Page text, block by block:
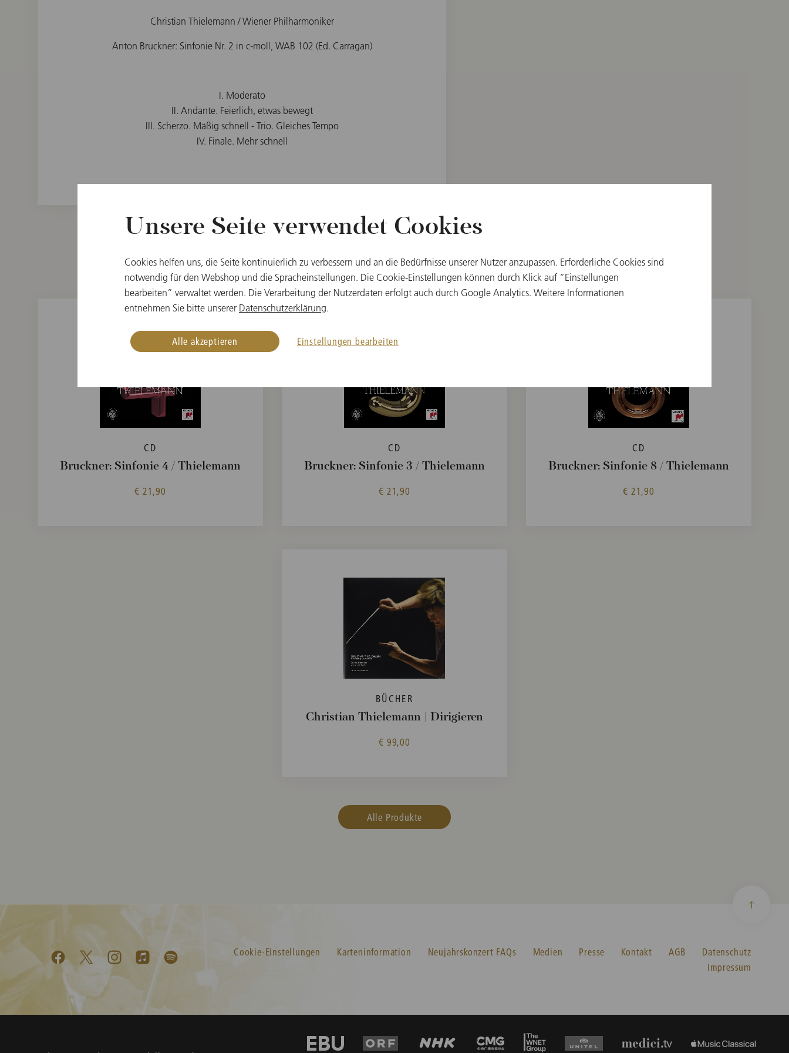
Christian Thielemann / Wiener Philharmoniker
Anton Bruckner: Sinfonie Nr. 2 in c-moll, WAB 102 (Ed. Carragan)
I. Moderato
II. Andante. Feierlich, etwas bewegt
III. Scherzo. Mäßig schnell - Trio. Gleiches Tempo
IV. Finale. Mehr schnell
CD
Bruckner: Sinfonie 4 / Thielemann
€ 21,90
CD
Bruckner: Sinfonie 3 / Thielemann
€ 21,90
CD
Bruckner: Sinfonie 8 / Thielemann
€ 21,90
BÜCHER
Christian Thielemann | Dirigieren
€ 99,00
Alle Produkte
Cookie-Einstellungen Karteninformation Neujahrskonzert FAQs Medien Presse Kontakt AGB
Datenschutz
Impressum
Unsere Seite verwendet Cookies
Cookies helfen uns, die Seite kontinuierlich zu verbessern und an die Bedürfnisse unserer Nutzer anzupassen. Erforderliche Cookies sind
notwendig für den Webshop und die Spracheinstellungen. Die Cookie-Einstellungen können durch Klick auf “Einstellungen
bearbeiten” verwaltet werden. Die Verarbeitung der Nutzerdaten erfolgt auch durch Google Analytics. Weitere Informationen
entnehmen Sie bitte unserer Datenschutzerklärung.
Einstellungen bearbeiten
Alle akzeptieren